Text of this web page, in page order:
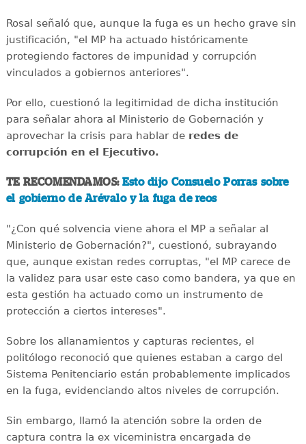
Rosal señaló que, aunque la fuga es un hecho grave sin
justificación, "el MP ha actuado históricamente
protegiendo factores de impunidad y corrupción
vinculados a gobiernos anteriores".
Por ello, cuestionó la legitimidad de dicha institución
para señalar ahora al Ministerio de Gobernación y
aprovechar la crisis para hablar deredes de
corrupción en el Ejecutivo.
TE RECOMENDAMOS:Esto dijo Consuelo Porras sobre
el gobierno de Arévalo y la fuga de reos
"¿Con qué solvencia viene ahora el MP a señalar al
Ministerio de Gobernación?", cuestionó, subrayando
que, aunque existan redes corruptas, "el MP carece de
la validez para usar este caso como bandera, ya que en
esta gestión ha actuado como un instrumento de
protección a ciertos intereses".
Sobre los allanamientos y capturas recientes, el
politólogo reconoció que quienes estaban a cargo del
Sistema Penitenciario están probablemente implicados
en la fuga, evidenciando altos niveles de corrupción.
Sin embargo, llamó la atención sobre la orden de
captura contra la ex viceministra encargada de